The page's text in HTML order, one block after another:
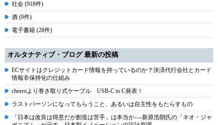
社会 (918件)
酒 (9件)
電子書籍 (28件)
オルタナティブ・ブログ 最新の投稿
ECサイトはクレジットカード情報を持っているのか？決済代行会社とカード
情報非保持化の仕組み
cheeroより巻き取り式ケーブル USB-C to C発表！
ラストパーソンになってもらうこと、あるいは自主性をもたらすもの
「日本は改良は得意だが創造は苦手」は本当か----新原浩朗氏の「ネオ・ジャ